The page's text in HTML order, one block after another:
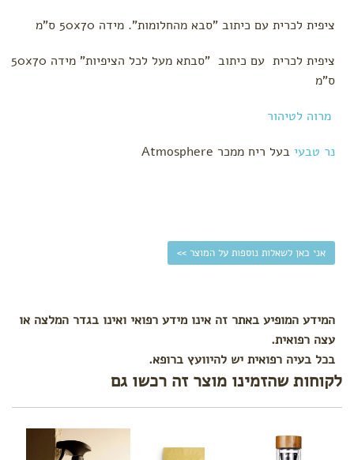
הכי
מארזי
בייבי טבע
מתנות
ערכות
ציפית לכרית עם כיתוב "סבא מהחלומות". מידה 50x70 ס"מ
ציפית לכרית עם כיתוב "סבתא מעל לכל הציפיות" מידה 50x70
ס"מ
מרוה לטיהור
נר טבעי בעל ריח ממכר Atmosphere
אני כאן לשאלות נוספות על המוצר >>
המידע המופיע באתר זה אינו מידע רפואי ואינו בגדר המלצה או
עצה רפואית.
בכל בעיה רפואית יש להיוועץ ברופא.
לקוחות שהזמינו מוצר זה רכשו גם